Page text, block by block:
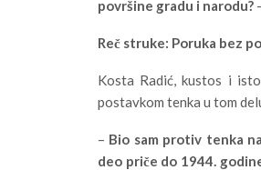
površine gradu i narodu?
Reč struke: Poruka bez
Kosta Radić, kustos i
postavkom tenka u tom
– Bio sam protiv tenka
deo priče do 1944.